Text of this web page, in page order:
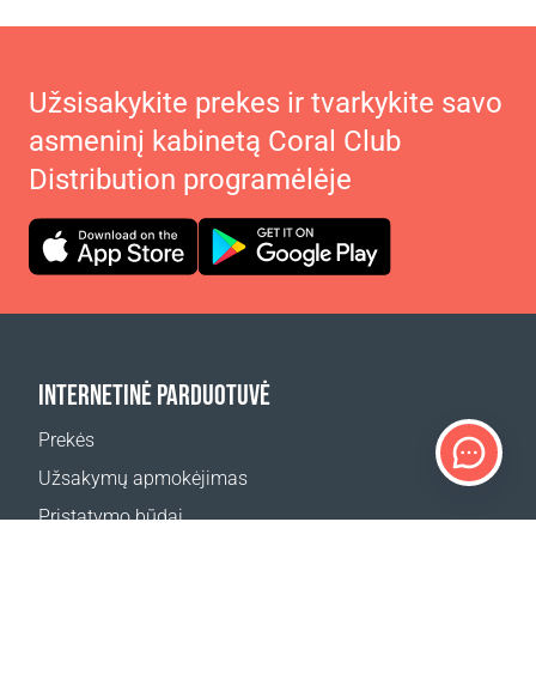
Užsisakykite prekes ir tvarkykite savo
asmeninį kabinetą Coral Club
Distribution programėlėje
INTERNETINĖ PARDUOTUVĖ
Prekės
Užsakymų apmokėjimas
Pristatymo būdai